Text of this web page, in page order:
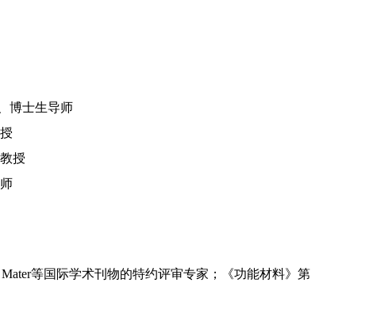
博士生导师
授
Mater等国际学术刊物的特约评审专家；《功能材料》第